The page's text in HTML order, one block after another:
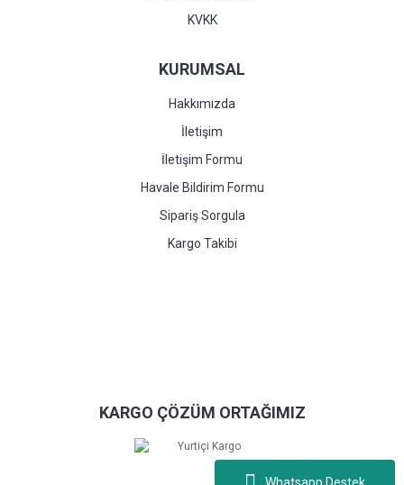
Whatsapp Destek
KVKK
KURUMSAL
Hakkımızda
İletişim
İletişim Formu
Havale Bildirim Formu
Sipariş Sorgula
Kargo Takibi
KARGO ÇÖZÜM ORTAĞIMIZ